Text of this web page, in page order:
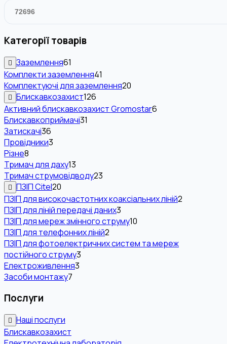
Категорії товарів
Заземлення61
Комплекти заземлення41
Комплектуючі для заземлення20
Блискавкозахист126
Активний блискавкозахист Gromostar6
Блискавкоприймачі31
Затискачі36
Провідники3
Різне8
Тримач для даху13
Тримач струмовідводу23
ПЗІП Citel20
ПЗІП для високочастотних коаксіальних ліній2
ПЗІП для ліній передачі даних3
ПЗІП для мереж змінного струму10
ПЗІП для телефонних ліній2
ПЗІП для фотоелектричних систем та мереж
постійного струму3
Електроживлення3
Засоби монтажу7
Послуги
Наші послуги
Блискавкозахист